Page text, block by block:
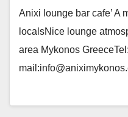
Anixi lounge bar cafe’ A
localsNice lounge
area Mykonos